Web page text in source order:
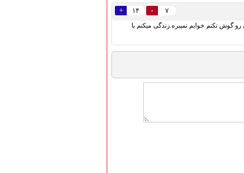
۱۴ + ۷ -
گوش نکنم خوابم نمیبره.زندگی میکنم با